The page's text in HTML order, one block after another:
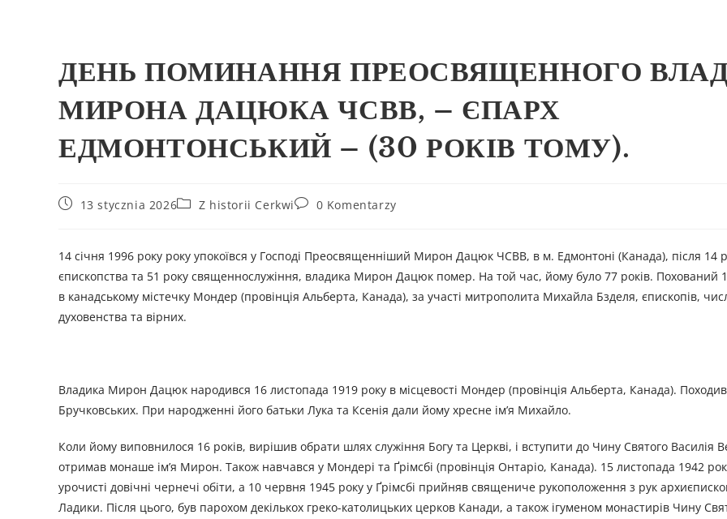
ДЕНЬ ПОМИНАННЯ ПРЕОСВЯЩЕННОГО
МИРОНА ДАЦЮКА ЧСВВ, – ЄПАРХ
ЕДМОНТОНСЬКИЙ – (30 РОКІВ ТОМУ).
13 stycznia 2026 Z historii Cerkwi 0 Komentarzy
14 січня 1996 року року упокоївся у Господі Преосвященніший Мирон Дацюк ЧСВВ, в м. Едмонтоні (Канада), після 14
єпископства та 51 року священнослужіння, владика Мирон Дацюк помер. На той час, йому було 77 років. Похований
в канадському містечку Мондер (провінція Альберта, Канада), за участі митрополита Михайла Бзделя, єпископів,
духовенства та вірних.
Владика Мирон Дацюк народився 16 листопада 1919 року в місцевості Мондер (провінція Альберта, Канада).
Бручковських. При народженні його батьки Лука та Ксенія дали йому хресне ім’я Михайло.
Коли йому виповнилося 16 років, вирішив обрати шлях служіння Богу та Церкві, і вступити до Чину Святого Василія
отримав монаше ім’я Мирон. Також навчався у Мондері та Ґрімсбі (провінція Онтаріо, Канада). 15 листопада 1942
урочисті довічні чернечі обіти, а 10 червня 1945 року у Ґрімсбі прийняв священиче рукоположення з рук
Ладики. Після цього, був парохом декількох греко-католицьких церков Канади, а також ігуменом монастирів Чину